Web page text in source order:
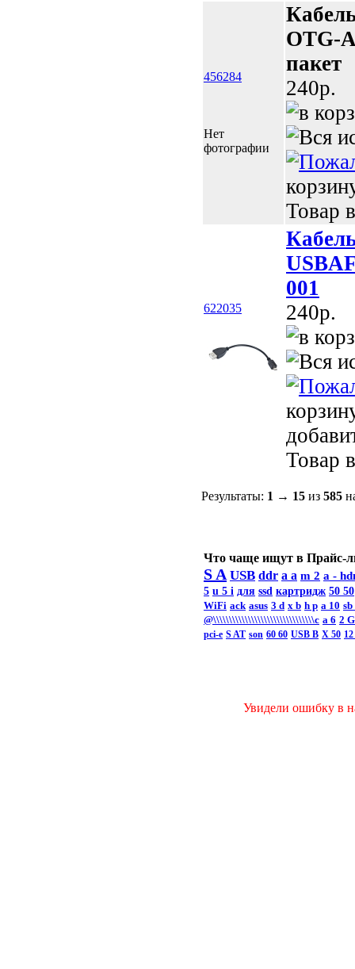
456284
Нет
фотографии
OTG-
пакет
240p.
Товар
622035
001
240p.
Товар
Результаты: 1 → 15 из 585
Что чаще ищут в Прайс-
S A USB ddr a a m 2 a -
5 u 5 i для ssd картридж 50 50
WiFi ack asus 3 d x b h p a 10 sb
@\\\\\\\\\\\\\\\\\\\\\\\\\\\\\\\\c а 6 2
pci-e S AT son 60 60 USB B X 50
Увидели ошибку в